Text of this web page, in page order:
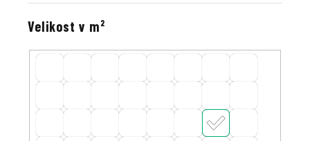
Velikost v m²